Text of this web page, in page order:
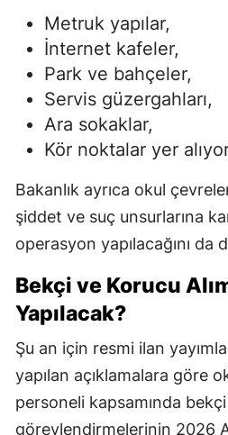
Metruk yapılar,
İnternet kafeler,
Park ve bahçeler,
Servis güzergahları,
Ara sokaklar,
Kör noktalar yer
Bakanlık ayrıca okul
şiddet ve suç unsurlarına
operasyon yapılacağını da
Bekçi ve Korucu
Yapılacak?
Şu an için resmi ilan
yapılan açıklamalara göre
personeli kapsamında
görevlendirmelerinin 2026